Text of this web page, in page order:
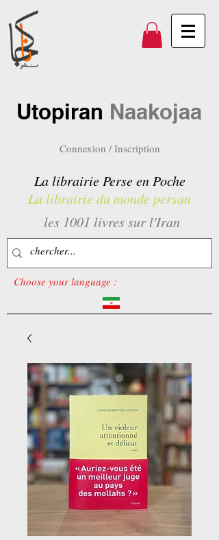
Utopiran Naakojaa
Connexion / Inscription
La librairie Perse en Poche
La librairie du monde persan
les 1001 livres sur l'Iran
Choose your language :